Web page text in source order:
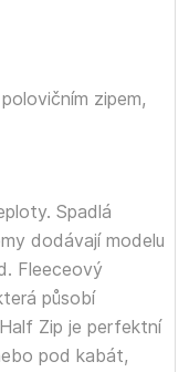
zipem,
Spadlá
dodávají modelu
Fleeceový
působí
Zip je perfektní
pod kabát,